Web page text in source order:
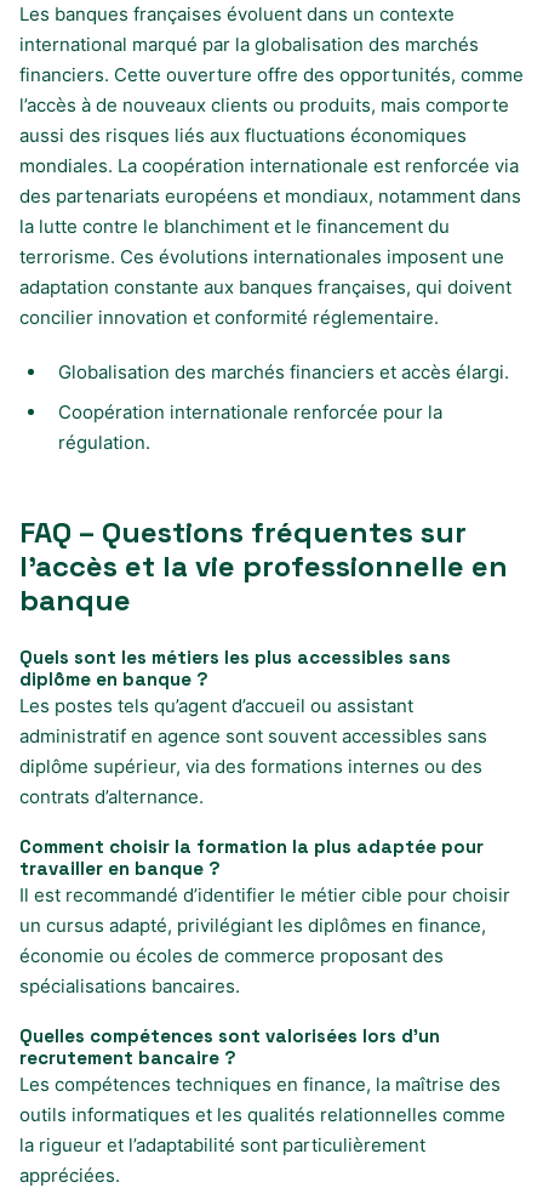
Les banques françaises évoluent dans un contexte
international marqué par la globalisation des marchés
financiers. Cette ouverture offre des opportunités, comme
l’accès à de nouveaux clients ou produits, mais comporte
aussi des risques liés aux fluctuations économiques
mondiales. La coopération internationale est renforcée via
des partenariats européens et mondiaux, notamment dans
la lutte contre le blanchiment et le financement du
terrorisme. Ces évolutions internationales imposent une
adaptation constante aux banques françaises, qui doivent
concilier innovation et conformité réglementaire.
Globalisation des marchés financiers et accès élargi.
Coopération internationale renforcée pour la
régulation.
FAQ – Questions fréquentes sur
l’accès et la vie professionnelle en
banque
Quels sont les métiers les plus accessibles sans
diplôme en banque ?
Les postes tels qu’agent d’accueil ou assistant
administratif en agence sont souvent accessibles sans
diplôme supérieur, via des formations internes ou des
contrats d’alternance.
Comment choisir la formation la plus adaptée pour
travailler en banque ?
Il est recommandé d’identifier le métier cible pour choisir
un cursus adapté, privilégiant les diplômes en finance,
économie ou écoles de commerce proposant des
spécialisations bancaires.
Quelles compétences sont valorisées lors d’un
recrutement bancaire ?
Les compétences techniques en finance, la maîtrise des
outils informatiques et les qualités relationnelles comme
la rigueur et l’adaptabilité sont particulièrement
appréciées.